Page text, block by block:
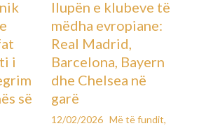
i
së
llupën e klubeve të
mëdha evropiane:
Real Madrid,
Barcelona, Bayern
dhe Chelsea në
garë
12/02/2026 Më të fundit,